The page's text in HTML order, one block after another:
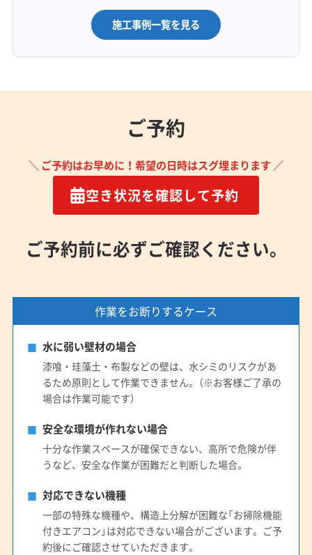
施工事例一覧を見る
ご予約
＼ ご予約はお早めに！希望の日時はスグ埋まります ／
空き状況を確認して予約
ご予約前に必ずご確認ください。
作業をお断りするケース
水に弱い壁材の場合
漆喰・珪藻土・布製などの壁は、水シミのリスクがあ
るため原則として作業できません。（※お客様ご了承の
場合は作業可能です）
安全な環境が作れない場合
十分な作業スペースが確保できない、高所で危険が伴
うなど、安全な作業が困難だと判断した場合。
対応できない機種
一部の特殊な機種や、構造上分解が困難な「お掃除機能
付きエアコン」は対応できない場合がございます。ご予
約後にご確認させていただきます。